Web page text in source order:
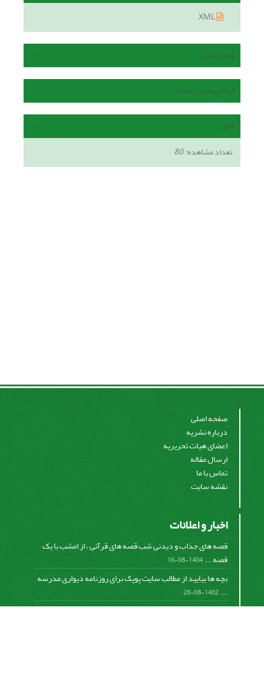
هم رسانی
ارجاع به این مقاله
آمار
تعداد مشاهده:80
صفحه اصلی
درباره نشریه
اعضای هیات تحریریه
ارسال مقاله
تماس با ما
نقشه سایت
اخبار و اعلانات
قصه های جذاب و دیدنی شب قصه های قرآنی ، از امشب با یک
قصه ...1404-08-16
بچه ها بیایید از مطالب سایت پوپک برای روزنامه دیواری مدرسه
...
1402-08-28